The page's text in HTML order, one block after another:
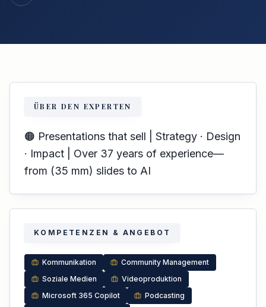
ÜBER DEN EXPERTEN
🟠 Presentations that sell | Strategy · Design
· Impact | Over 37 years of experience—
from (35 mm) slides to AI
KOMPETENZEN & ANGEBOT
Kommunikation
Community Management
Soziale Medien
Videoproduktion
Microsoft 365 Copilot
Podcasting